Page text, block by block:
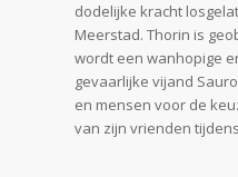
dodelijke kracht
Meerstad. Thorin is
wordt een wanhopige
gevaarlijke vijand
en mensen voor de
van zijn vrienden